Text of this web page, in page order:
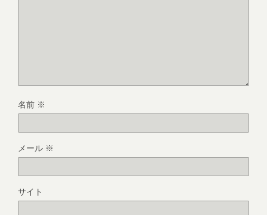
名前 ※
メール ※
サイト